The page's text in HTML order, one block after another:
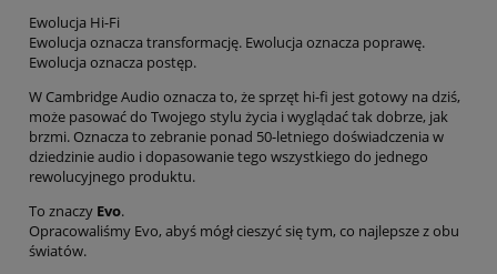
Ewolucja Hi-Fi
Ewolucja oznacza transformację. Ewolucja oznacza poprawę.
Ewolucja oznacza postęp.
W Cambridge Audio oznacza to, że sprzęt hi-fi jest gotowy na dziś,
może pasować do Twojego stylu życia i wyglądać tak dobrze, jak
brzmi. Oznacza to zebranie ponad 50-letniego doświadczenia w
dziedzinie audio i dopasowanie tego wszystkiego do jednego
rewolucyjnego produktu.
To znaczy Evo.
Opracowaliśmy Evo, abyś mógł cieszyć się tym, co najlepsze z obu
światów.